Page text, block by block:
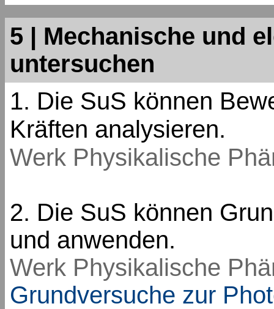
5 | Mechanische und
untersuchen
1. Die SuS können
Kräften analysieren.
Werk Physikalische
2. Die SuS können
und anwenden.
Werk Physikalische
Grundversuche zur